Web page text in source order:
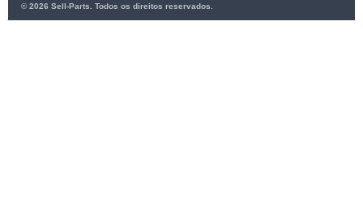
© 2026 Sell-Parts. Todos os direitos reservados.